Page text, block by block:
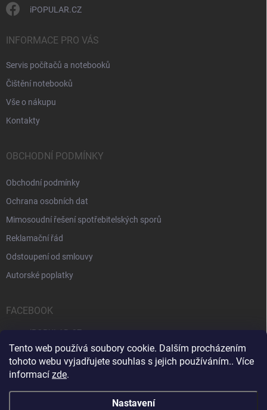
Tento web používá soubory cookie. Dalším procházením
tohoto webu vyjadřujete souhlas s jejich používáním.. Více
informací zde.
Nastavení
iPOPULAR.CZ
INFORMACE PRO VÁS
Servis počítačů a notebooků
Čištění notebooků
Vše o nákupu
Kontakty
OBCHODNÍ PODMÍNKY
Obchodní podmínky
Ochrana osobních dat
Mimosoudní řešení spotřebitelských sporů
Reklamační řád
Odstoupení od smlouvy
Autorské poplatky
FACEBOOK
iPOPULAR.CZ
Servis počítačů a notebooků Čištění notebooků Kontakty